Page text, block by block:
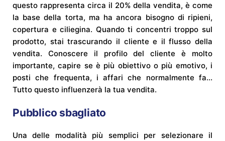
questo rappresenta circa il 20% della vendita, è come
la base della torta, ma ha ancora bisogno di ripieni,
copertura e ciliegina. Quando ti concentri troppo sul
prodotto, stai trascurando il cliente e il flusso della
vendita. Conoscere il profilo del cliente è molto
importante, capire se è più obiettivo o più emotivo, i
posti che frequenta, i affari che normalmente fa...
Tutto questo influenzerà la tua vendita.
Pubblico sbagliato
Una delle modalità più semplici per selezionare il